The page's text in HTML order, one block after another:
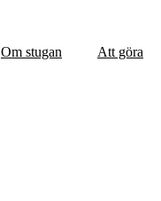
Om stugan
Att göra